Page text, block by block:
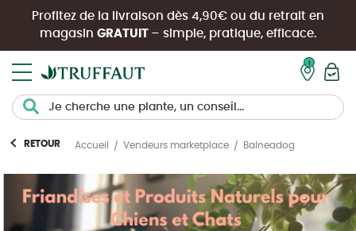
Profitez de la livraison dès 4,90€ ou du retrait en
magasin GRATUIT – simple, pratique, efficace.
RETOUR Accueil Vendeurs marketplace Balneadog